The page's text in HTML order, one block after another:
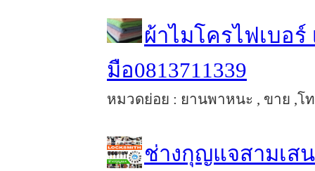
ผ้าไมโครไฟเบอ
มือ0813711339
หมวดย่อย : ยานพาหนะ , ขาย ,โท
ช่างกุญแจสามเสน